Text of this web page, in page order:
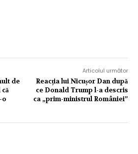
de
că
o
Articolul următor
Reacția lui Nicușor Dan după
ce Donald Trump l-a descris
ca „prim-ministrul României”